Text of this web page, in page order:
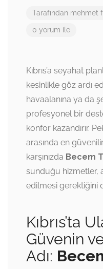
Tarafından mehmet
0 yorum ile
Kıbrıs’a seyahat
kesinlikle göz ardı
havaalanına ya da
profesyonel bir
konfor kazandırır.
arasında en
karşınızda Becem
sunduğu hizmetler,
edilmesi gerektiğini
Kıbrıs’ta
Güvenin
Adı: